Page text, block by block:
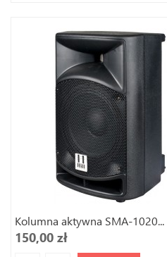
Kolumna aktywna SMA-1020...
150,00 zł